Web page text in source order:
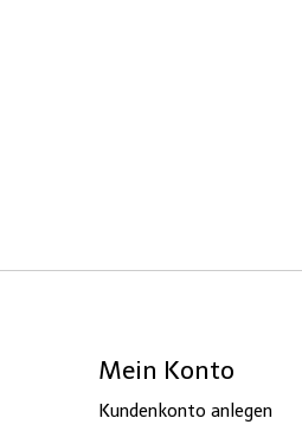
Mein Konto
Kundenkonto anlegen